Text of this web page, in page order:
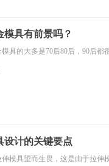
模具有前景吗？
具的大多是70后80后，90后
设计的关键要点
模具望而生畏，这是由于拉伸